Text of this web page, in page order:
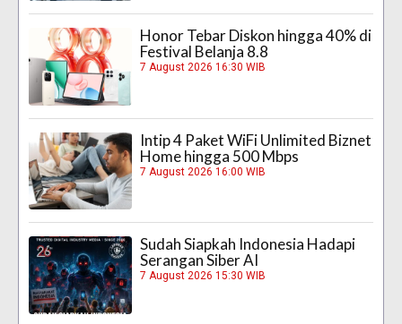
Honor Tebar Diskon hingga 40% di
Festival Belanja 8.8
7 August 2026 16:30 WIB
Intip 4 Paket WiFi Unlimited Biznet
Home hingga 500 Mbps
7 August 2026 16:00 WIB
Sudah Siapkah Indonesia Hadapi
Serangan Siber AI
7 August 2026 15:30 WIB